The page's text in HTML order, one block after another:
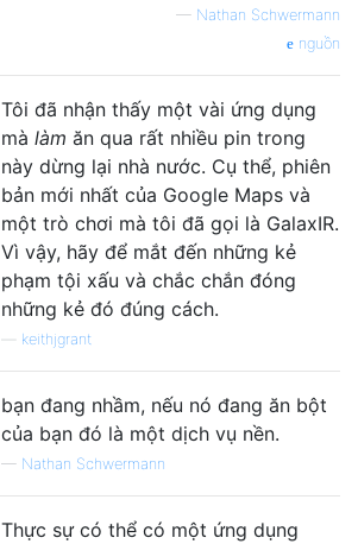
— Nathan Schwermann
nguồn
Tôi đã nhận thấy một vài ứng dụng
mà làm ăn qua rất nhiều pin trong
này dừng lại nhà nước. Cụ thể, phiên
bản mới nhất của Google Maps và
một trò chơi mà tôi đã gọi là GalaxIR.
Vì vậy, hãy để mắt đến những kẻ
phạm tội xấu và chắc chắn đóng
những kẻ đó đúng cách.
keithjgrant
bạn đang nhầm, nếu nó đang ăn bột
của bạn đó là một dịch vụ nền.
— Nathan Schwermann
Thực sự có thể có một ứng dụng